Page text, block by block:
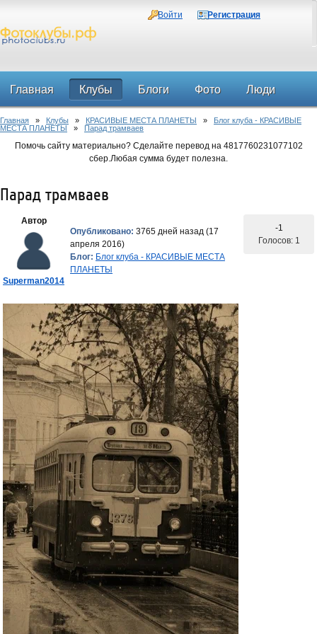
Войти Регистрация
Главная Клубы Блоги Фото Люди
Форум
Главная » Клубы » КРАСИВЫЕ МЕСТА ПЛАНЕТЫ » Блог клуба - КРАСИВЫЕ
МЕСТА ПЛАНЕТЫ » Парад трамваев
Помочь сайту материально? Сделайте перевод на 4817760231077102
сбер.Любая сумма будет полезна.
Парад трамваев
Автор
Superman2014
Опубликовано: 3765 дней назад (17
апреля 2016)
Блог: Блог клуба - КРАСИВЫЕ МЕСТА
ПЛАНЕТЫ
-1
Голосов: 1